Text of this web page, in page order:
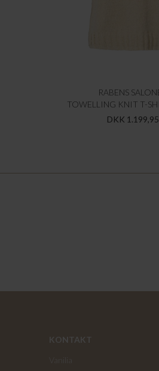
RABENS
TOWELLING KNIT T-
DKK 1.199,95
KONTAKT